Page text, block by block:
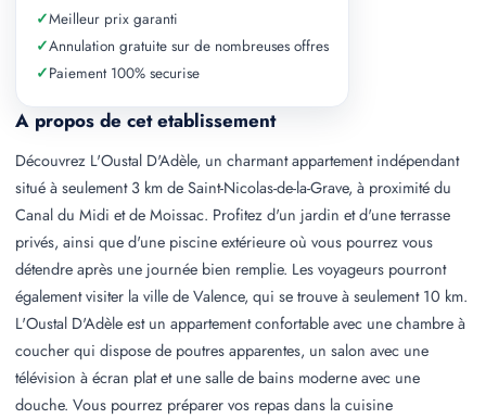
A propos de cet etablissement
Découvrez L'Oustal D'Adèle, un charmant appartement indépendant
situé à seulement 3 km de Saint-Nicolas-de-la-Grave, à proximité du
Canal du Midi et de Moissac. Profitez d'un jardin et d'une terrasse
privés, ainsi que d'une piscine extérieure où vous pourrez vous
détendre après une journée bien remplie. Les voyageurs pourront
également visiter la ville de Valence, qui se trouve à seulement 10 km.
L'Oustal D'Adèle est un appartement confortable avec une chambre à
coucher qui dispose de poutres apparentes, un salon avec une
télévision à écran plat et une salle de bains moderne avec une
douche. Vous pourrez préparer vos repas dans la cuisine
✓Meilleur prix garanti
✓Annulation gratuite sur de nombreuses offres
✓Paiement 100% securise